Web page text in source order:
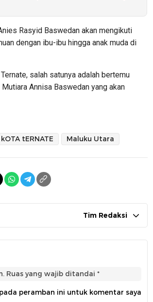
Rasyid Baswedan akan mengikuti
dengan ibu-ibu hingga anak muda di
salah satunya adalah bertemu
Annisa Baswedan yang akan
kOTA tERNATE Maluku Utara
Tim Redaksi
Ruas yang wajib ditandai *
peramban ini untuk komentar saya